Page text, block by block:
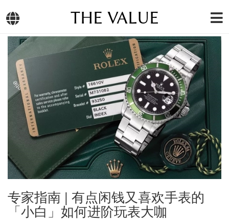
THE VALUE
专家指南 | 有点闲钱又喜欢手表的
「小白」如何进阶玩表大咖